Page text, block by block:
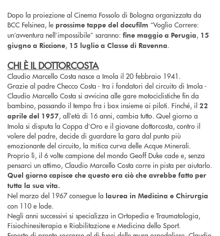
Dopo la proiezione al Cinema Fossolo di Bologna organizzata da
BCC Felsinea, le prossime tappe del docufilm “Voglio Correre:
un’avventura nell’impossibile” saranno: fine maggio a Perugia, 15
giugno a Riccione, 15 luglio a Classe di Ravenna.
CHI È IL DOTTORCOSTA
Claudio Marcello Costa nasce a Imola il 20 febbraio 1941.
Grazie al padre Checco Costa - tra i fondatori del circuito di Imola -
Claudio Marcello Costa si avvicina alle gare motociclistiche fin da
bambino, passando il tempo fra i box insieme ai piloti. Finché, il 22
aprile del 1957, all’età di 16 anni, cambia tutto. Quel giorno a
Imola si disputa la Coppa d’Oro e il giovane dottorcosta, contro il
volere del padre, decide di guardare la gara dal punto più
emozionante del circuito, la mitica curva delle Acque Minerali.
Proprio lì, il 6 volte campione del mondo Geoff Duke cade e, senza
pensarci un attimo, Claudio Marcello Costa corre in pista per aiutarlo.
Quel giorno capisce che questo era ciò che avrebbe fatto per
tutta la sua vita.
Nel marzo del 1967 consegue la laurea in Medicina e Chirurgia
con 110 e lode.
Negli anni successivi si specializza in Ortopedia e Traumatologia,
Fisiochinesiterapia e Riabilitazione e Medicina dello Sport.